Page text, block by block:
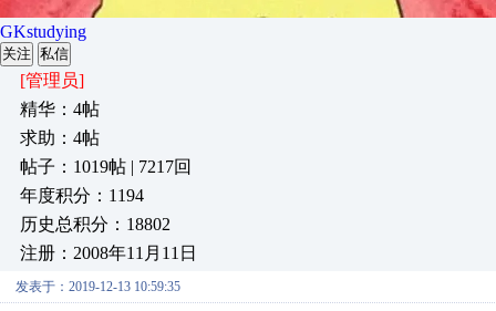
GKstudying
关注 私信
[管理员]
精华：4帖
求助：4帖
帖子：1019帖 | 7217回
年度积分：1194
历史总积分：18802
注册：2008年11月11日
发表于：2019-12-13 10:59:35